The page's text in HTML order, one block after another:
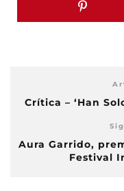
Crítica – ‘Han
Aura Garrido,
Festival